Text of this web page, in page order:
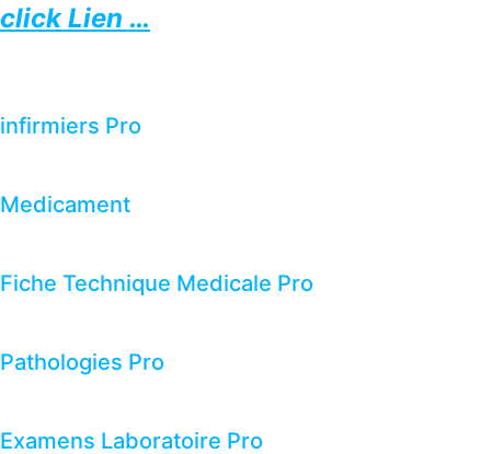
click Lien …
infirmiers Pro
Medicament
Fiche Technique Medicale Pro
Pathologies Pro
Examens Laboratoire Pro